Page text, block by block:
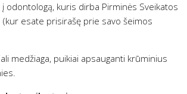
odontologą, kuris dirba Pirminės Sveikatos
esate prisirašę prie savo šeimos
medžiaga, puikiai apsauganti krūminius